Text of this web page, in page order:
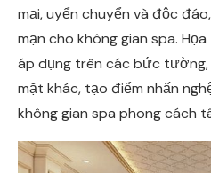
mại, uyển chuyển và độc
mạn cho không gian spa.
áp dụng trên các bức tường,
mặt khác, tạo điểm nhấn
không gian spa phong cách